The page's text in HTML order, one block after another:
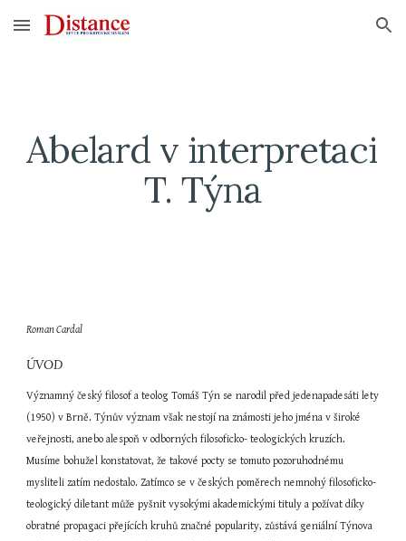
Skip to main content Skip to navigation
Abelard v interpretaci
T. Týna
Roman Cardal
ÚVOD
Významný český filosof a teolog Tomáš Týn se narodil před jedenapadesáti lety
(1950) v Brně. Týnův význam však nestojí na známosti jeho jména v široké
veřejnosti, anebo alespoň v odborných filosoficko- teologických kruzích.
Musíme bohužel konstatovat, že takové pocty se tomuto pozoruhodnému
mysliteli zatím nedostalo. Zatímco se v českých poměrech nemnohý filosoficko-
teologický diletant může pyšnit vysokými akademickými tituly a požívat díky
obratné propagaci přejících kruhů značné popularity, zůstává geniální Týnova